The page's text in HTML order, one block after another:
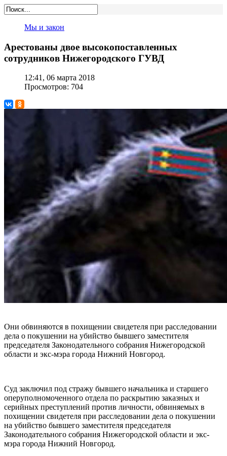
Мы и закон
Арестованы двое высокопоставленных
сотрудников Нижегородского ГУВД
12:41, 06 марта 2018
Просмотров: 704
Они обвиняются в похищении свидетеля при расследовании
дела о покушении на убийство бывшего заместителя
председателя Законодательного собрания Нижегородской
области и экс-мэра города Нижний Новгород.
Суд заключил под стражу бывшего начальника и старшего
оперуполномоченного отдела по раскрытию заказных и
серийных преступлений против личности, обвиняемых в
похищении свидетеля при расследовании дела о покушении
на убийство бывшего заместителя председателя
Законодательного собрания Нижегородской области и экс-
мэра города Нижний Новгород.